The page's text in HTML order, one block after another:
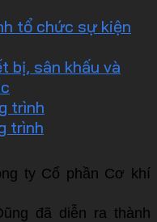
tổ chức sự kiện
bị, sân khấu và
trình
trình
ty Cổ phần Cơ khí
đã diễn ra thành